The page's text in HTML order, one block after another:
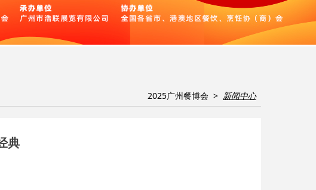
2025广州餐博会 > 新闻中心
典